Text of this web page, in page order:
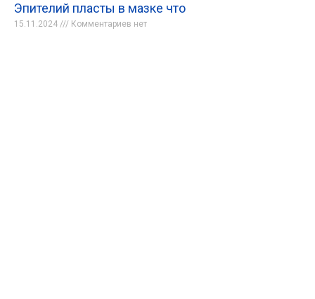
Эпителий пласты в мазке что
15.11.2024 Комментариев нет